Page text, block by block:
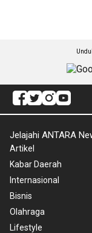
Jelajahi ANTARA
Artikel
Kabar Daerah
Internasional
Bisnis
Olahraga
Lifestyle